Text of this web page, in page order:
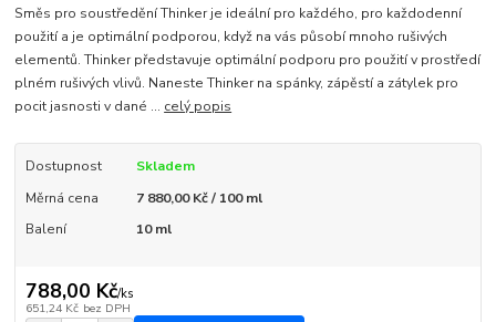
Směs pro soustředění Thinker je ideální pro každého, pro každodenní
použití a je optimální podporou, když na vás působí mnoho rušivých
elementů. Thinker představuje optimální podporu pro použití v prostředí
plném rušivých vlivů. Naneste Thinker na spánky, zápěstí a zátylek pro
pocit jasnosti v dané ... celý popis
Dostupnost
Skladem
Měrná cena
7 880,00 Kč / 100 ml
Balení
10 ml
788,00 Kč/ks
651,24 Kč bez DPH